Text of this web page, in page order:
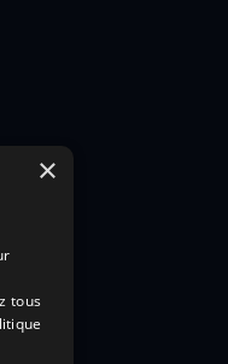
×
tous